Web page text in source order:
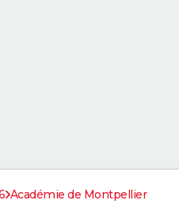
Académie de Montpellier